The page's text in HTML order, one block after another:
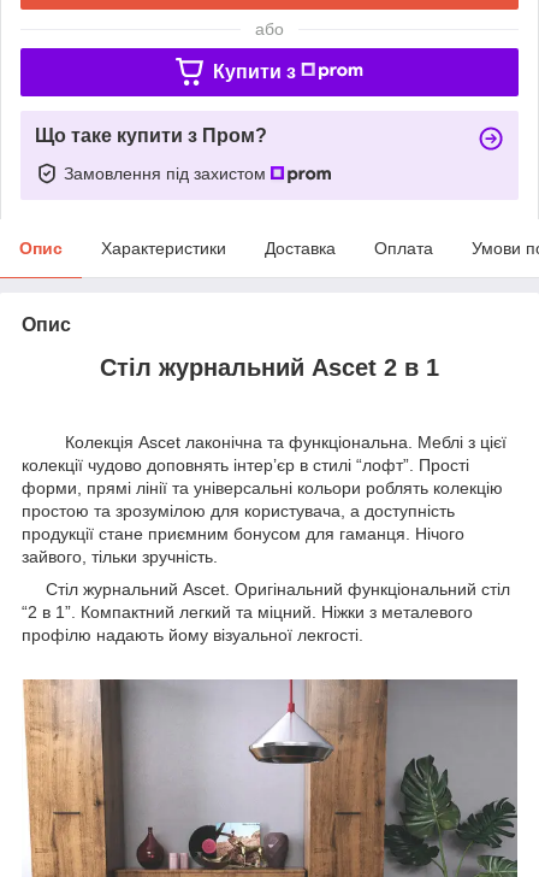
або
Купити з
Що таке купити з Пром?
Замовлення під захистом
Опис Характеристики Доставка Оплата Умови
Опис
Стіл журнальний Ascet 2 в 1
Колекція Ascet лаконічна та функціональна. Меблі з цієї
колекції чудово доповнять інтер’єр в стилі “лофт”. Прості
форми, прямі лінії та універсальні кольори роблять колекцію
простою та зрозумілою для користувача, а доступність
продукції стане приємним бонусом для гаманця. Нічого
зайвого, тільки зручність.
Стіл журнальний Ascet. Оригінальний функціональний стіл
“2 в 1”. Компактний легкий та міцний. Ніжки з металевого
профілю надають йому візуальної лекгості.